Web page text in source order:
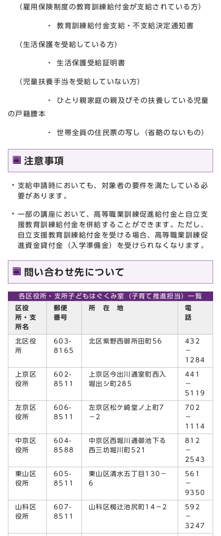
（雇用保険制度の教育訓練給付金が支給されている方）
・ 教育訓練給付金支給・不支給決定通知書
（生活保護を受給している方）
・ 生活保護受給証明書
（児童扶養手当を受給していない方）
・ ひとり親家庭の親及びその扶養している児童
の戸籍謄本
・ 世帯全員の住民票の写し（省略のないもの）
注意事項
支給申請時においても、対象者の要件を満たしている必
要があります。
一部の講座において、高等職業訓練促進給付金と自立支
援教育訓練給付金を併給することができます。ただし、
自立支援教育訓練給付金を受ける場合、高等職業訓練促
進資金貸付金（入学準備金）を受けられなくなります。
問い合わせ先について
各区役所・支所子どもはぐくみ室（子育て推進担当）一覧
区役
所・支
所名
郵便
番号
所 在 地
電
話
北区役
所
603-
8165
北区紫野西御所田町56
432
－
1284
上京区
役所
602-
8511
上京区今出川通室町西入
堀出シ町285
441
－
5119
左京区
役所
606-
8511
左京区松ケ崎堂ノ上町7
－2
702
－
1114
中京区
役所
604-
8588
中京区西堀川通御池下る
西三坊堀川町521
812
－
2543
東山区
役所
605-
8511
東山区清水五丁目130－
6
561
－
9350
山科区
役所
607-
8511
山科区椥辻池尻町14－2
592
－
3247